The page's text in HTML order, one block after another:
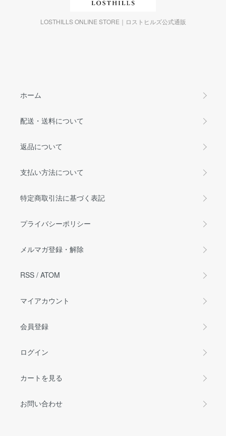
LOSTHILLS ONLINE STORE｜ロストヒルズ公式通販
ホーム
配送・送料について
返品について
支払い方法について
特定商取引法に基づく表記
プライバシーポリシー
メルマガ登録・解除
RSS / ATOM
マイアカウント
会員登録
ログイン
カートを見る
お問い合わせ